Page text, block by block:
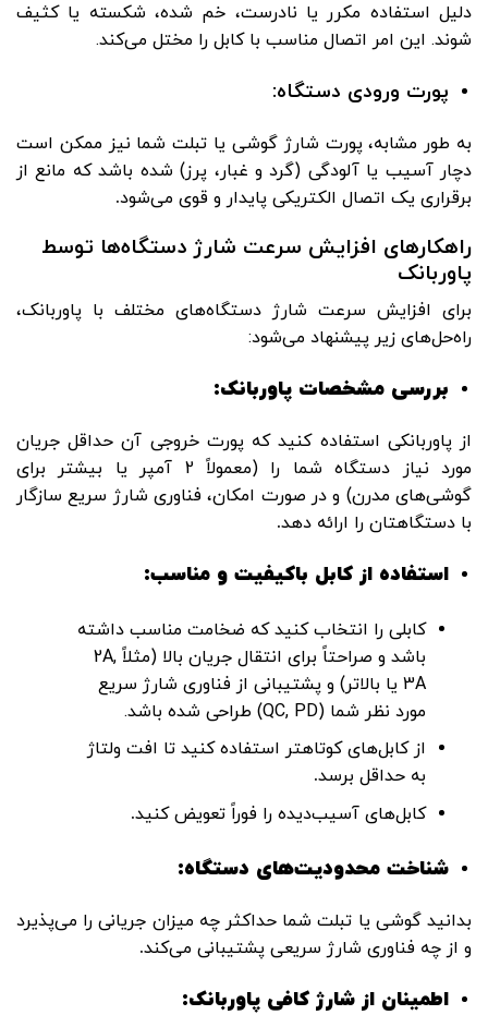
دلیل استفاده مکرر یا نادرست، خم شده، شکسته یا کثیف
شوند. این امر اتصال مناسب با کابل را مختل می‌کند.
پورت ورودی دستگاه:
به طور مشابه، پورت شارژ گوشی یا تبلت شما نیز ممکن است
دچار آسیب یا آلودگی (گرد و غبار، پرز) شده باشد که مانع از
برقراری یک اتصال الکتریکی پایدار و قوی می‌شود.
راهکارهای افزایش سرعت شارژ دستگاه‌ها توسط
پاوربانک
برای افزایش سرعت شارژ دستگاه‌های مختلف با پاوربانک،
راه‌حل‌های زیر پیشنهاد می‌شود:
بررسی مشخصات پاوربانک:
از پاوربانکی استفاده کنید که پورت خروجی آن حداقل جریان
مورد نیاز دستگاه شما را (معمولاً 2 آمپر یا بیشتر برای
گوشی‌های مدرن) و در صورت امکان، فناوری شارژ سریع سازگار
با دستگاهتان را ارائه دهد.
استفاده از کابل باکیفیت و مناسب:
کابلی را انتخاب کنید که ضخامت مناسب داشته
باشد و صراحتاً برای انتقال جریان بالا (مثلاً 2A,
3A یا بالاتر) و پشتیبانی از فناوری شارژ سریع
مورد نظر شما (QC, PD) طراحی شده باشد.
از کابل‌های کوتاهتر استفاده کنید تا افت ولتاژ
به حداقل برسد.
کابل‌های آسیب‌دیده را فوراً تعویض کنید.
شناخت محدودیت‌های دستگاه:
بدانید گوشی یا تبلت شما حداکثر چه میزان جریانی را می‌پذیرد
و از چه فناوری شارژ سریعی پشتیبانی می‌کند.
اطمینان از شارژ کافی پاوربانک: